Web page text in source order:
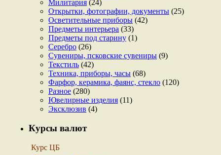
Милитария (24)
Открытки, фотографии, документы (25)
Осветительные приборы (42)
Предметы интерьера (33)
Предметы под старину (1)
Серебро (26)
Сувениры, псковские сувениры (9)
Текстиль (42)
Техника, приборы, часы (68)
Фарфор, керамика, фаянс, стекло (120)
Разное (280)
Ювелирные изделия (11)
Эксклюзив (4)
Курсы валют
Курс ЦБ